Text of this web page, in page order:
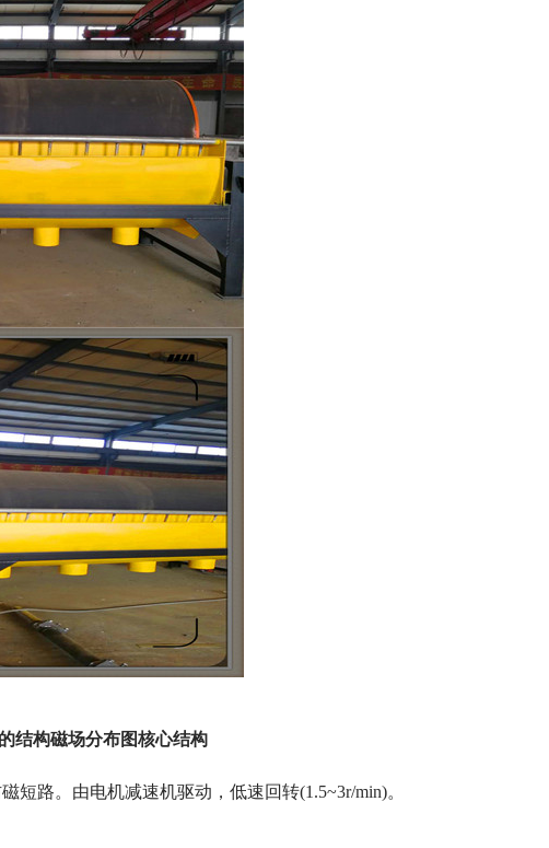
系列全磁永磁滚筒
结构磁场分布图核心结构
短路。由电机减速机驱动，低速回转(1.5~3r/min)。